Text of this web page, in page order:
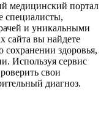
медицинский портал
специалисты,
и уникальными
сайта вы найдете
сохранении здоровья,
Используя сервис
свои
диагноз.